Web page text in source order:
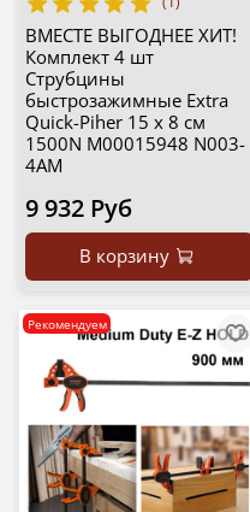
ВМЕСТЕ ВЫГОДНЕЕ ХИТ!
Комплект 4 шт
Струбцины
быстрозажимные Extra
Quick-Piher 15 х 8 см
1500N М00015948 N003-
4AM
9 932 Руб
В корзину
Рекомендуем